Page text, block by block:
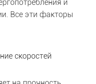
и
Все эти факторы
скоростей